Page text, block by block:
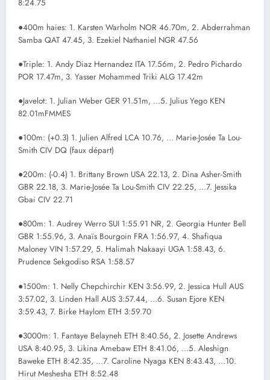
8:24.75
●400m haies: 1. Karsten Warholm NOR 46.70m, 2. Abderrahman
Samba QAT 47.45, 3. Ezekiel Nathaniel NGR 47.56
●Triple: 1. Andy Diaz Hernandez ITA 17.56m, 2. Pedro Pichardo
POR 17.47m, 3. Yasser Mohammed Triki ALG 17.42m
●Javelot: 1. Julian Weber GER 91.51m, …5. Julius Yego KEN
82.01mFMMES
●100m: (+0.3) 1. Julien Alfred LCA 10.76, … Marie-Josée Ta Lou-
Smith CIV DQ (faux départ)
●200m: (-0.4) 1. Brittany Brown USA 22.13, 2. Dina Asher-Smith
GBR 22.18, 3. Marie-Josée Ta Lou-Smith CIV 22.25, …7. Jessika
Gbai CIV 22.71
●800m: 1. Audrey Werro SUI 1:55.91 NR, 2. Georgia Hunter Bell
GBR 1:55.96, 3. Anaïs Bourgoin FRA 1:56.97, 4. Shafiqua
Maloney VIN 1:57.29, 5. Halimah Nakaayi UGA 1:58.43, 6.
Prudence Sekgodiso RSA 1:58.57
●1500m: 1. Nelly Chepchirchir KEN 3:56.99, 2. Jessica Hull AUS
3:57.02, 3. Linden Hall AUS 3:57.44, …6. Susan Ejore KEN
3:59.43, 7. Birke Haylom ETH 3:59.70
●3000m: 1. Fantaye Belayneh ETH 8:40.56, 2. Josette Andrews
USA 8:40.95, 3. Likina Amebaw ETH 8:41.06, …5. Aleshign
Baweke ETH 8:42.35, …7. Caroline Nyaga KEN 8:43.43, …10.
Hirut Meshesha ETH 8:52.48